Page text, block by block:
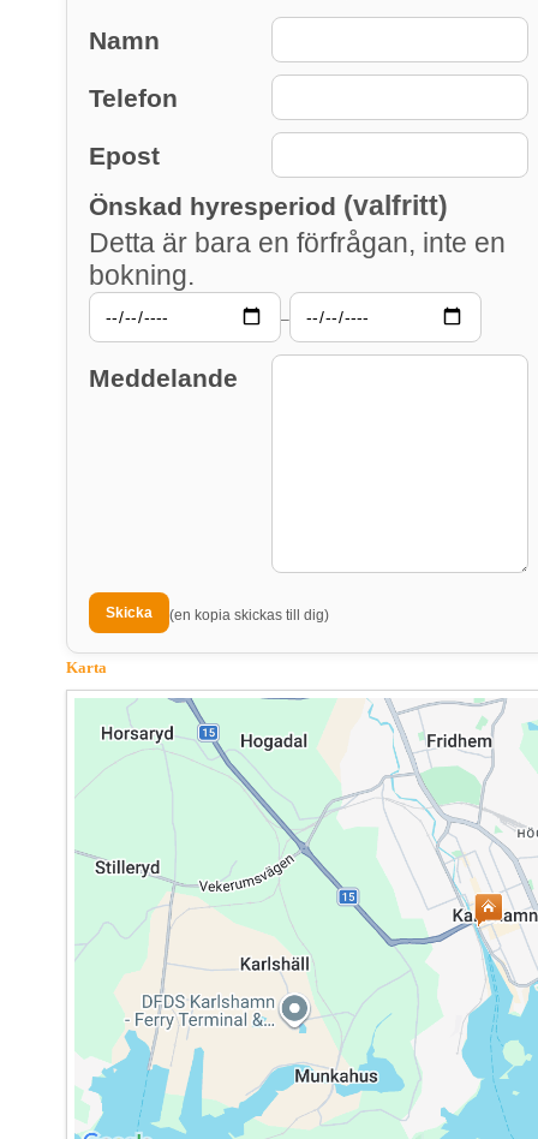
Namn
Telefon
Epost
Önskad hyresperiod (valfritt)
Detta är bara en förfrågan, inte en
bokning.
–
Meddelande
(en kopia skickas till dig)
Karta